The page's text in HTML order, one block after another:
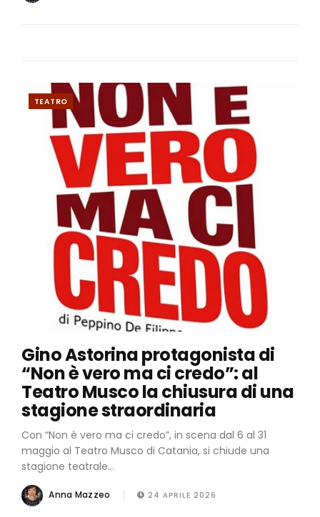
TEATRO
Gino Astorina protagonista di
“Non è vero ma ci credo”: al
Teatro Musco la chiusura di una
stagione straordinaria
Con “Non è vero ma ci credo”, in scena dal 6 al 31
maggio al Teatro Musco di Catania, si chiude una
stagione teatrale...
Anna Mazzeo 24 APRILE 2026